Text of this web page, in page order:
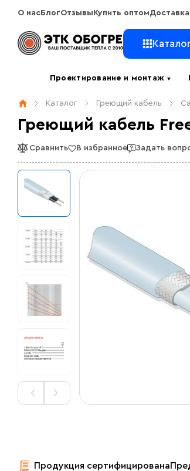
О нас БлогОтзывы Купить оптомДоставка
Проектирование и монтаж ▼
Каталог Греющий кабель
Греющий кабель
Сравнить В избранное Задать
Продукция сертифицирована